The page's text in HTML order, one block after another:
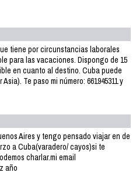
tiene por circunstancias laborales
para las vacaciones. Dispongo de 15
en cuanto al destino. Cuba puede
Te paso mi número: 661945311 y
Aires y tengo pensado viajar en de
a Cuba(varadero/ cayos)si te
charlar.mi email
año